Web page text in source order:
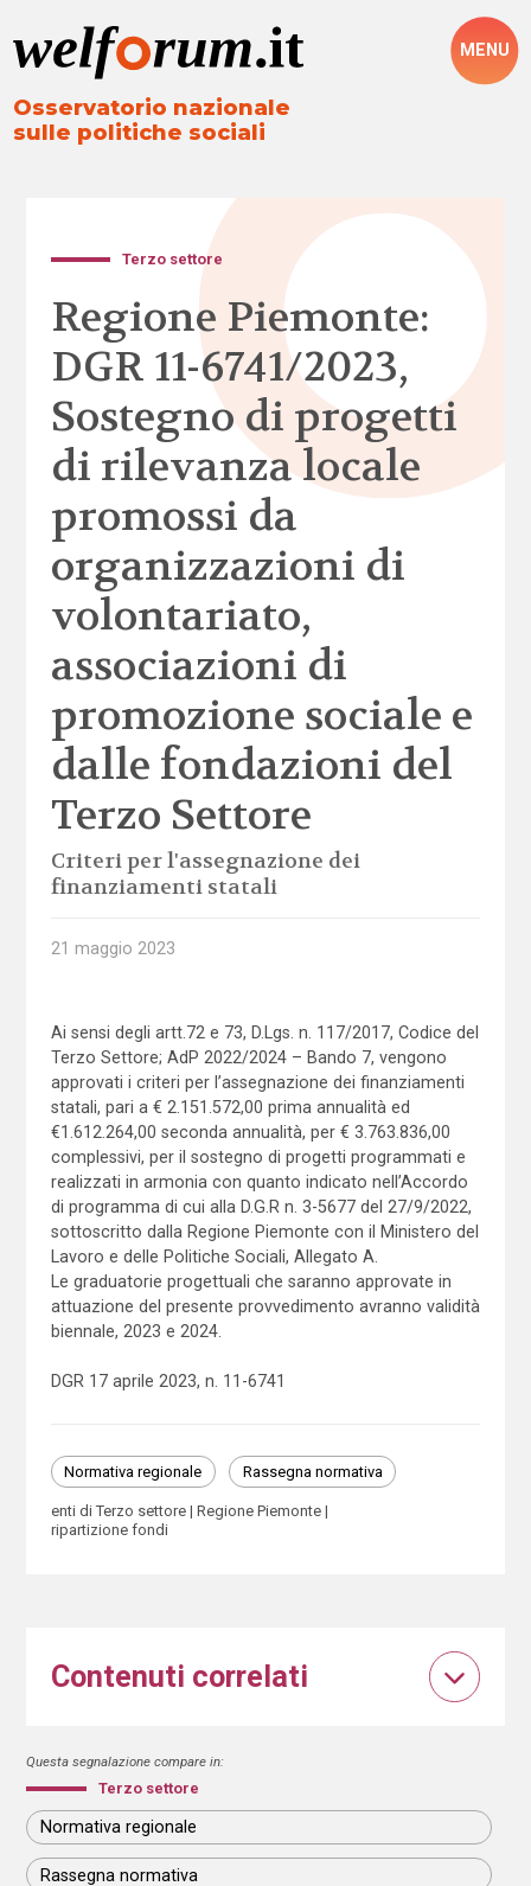
Osservatorio nazionale
sulle politiche sociali
MENU
Terzo settore
Regione Piemonte:
DGR 11-6741/2023,
Sostegno di progetti
di rilevanza locale
promossi da
organizzazioni di
volontariato,
associazioni di
promozione sociale e
dalle fondazioni del
Terzo Settore
Criteri per l'assegnazione dei
finanziamenti statali
21 maggio 2023
Ai sensi degli artt.72 e 73, D.Lgs. n. 117/2017, Codice del
Terzo Settore; AdP 2022/2024 – Bando 7, vengono
approvati i criteri per l’assegnazione dei finanziamenti
statali, pari a € 2.151.572,00 prima annualità ed
€1.612.264,00 seconda annualità, per € 3.763.836,00
complessivi, per il sostegno di progetti programmati e
realizzati in armonia con quanto indicato nell’Accordo
di programma di cui alla D.G.R n. 3-5677 del 27/9/2022,
sottoscritto dalla Regione Piemonte con il Ministero del
Lavoro e delle Politiche Sociali, Allegato A.
Le graduatorie progettuali che saranno approvate in
attuazione del presente provvedimento avranno validità
biennale, 2023 e 2024.
DGR 17 aprile 2023, n. 11-6741
Normativa regionale Rassegna normativa
enti di Terzo settore
Regione Piemonte
ripartizione fondi
Contenuti correlati
Questa segnalazione compare in:
Terzo settore
Normativa regionale
Rassegna normativa